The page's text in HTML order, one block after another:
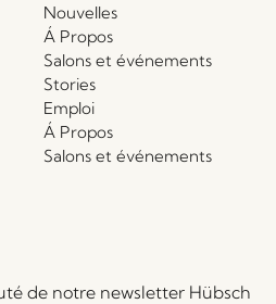
Nouvelles
Á Propos
Salons et événements
Stories
Emploi
Á Propos
Salons et événements
de notre newsletter Hübsch